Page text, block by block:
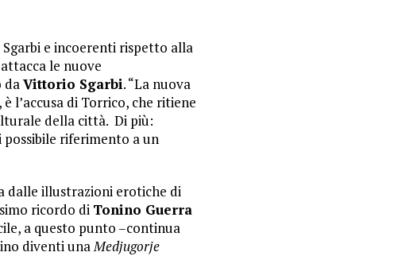
e incoerenti rispetto alla
le nuove
daVittorio Sgarbi. “La nuova
l’accusa di Torrico, che ritiene
della città. Di più:
possibile riferimento a un
dalle illustrazioni erotiche di
ricordo di Tonino Guerra
a questo punto –continua
diventi unaMedjugorje